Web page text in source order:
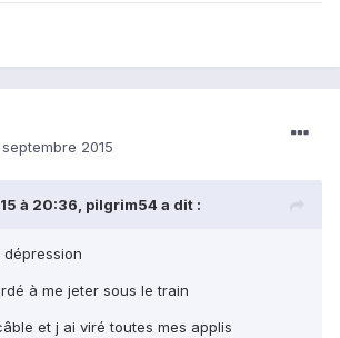
2015
à 20:36, pilgrim54 a dit :
à me jeter sous le train
et j ai viré toutes mes applis